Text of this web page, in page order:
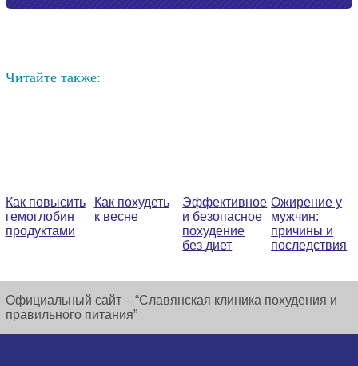
Читайте также:
Как повысить
гемоглобин
продуктами
Как похудеть
к весне
Эффективное
и безопасное
похудение
без диет
Ожирение у
мужчин:
причины и
последствия
Официальный сайт – “Славянская клиника похудения и
правильного питания”